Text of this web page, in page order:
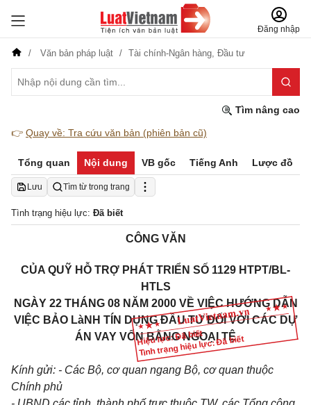
Đăng nhập
Văn bản pháp luật Tài chính-Ngân hàng, Đầu tư
Tìm nâng cao
👉 Quay về: Tra cứu văn bản (phiên bản cũ)
Tổng quan Nội dung VB gốc Tiếng Anh Lược đồ
Lưu Tìm từ trong trang
Tình trạng hiệu lực: Đã biết
Hiệu lực: Đã biết
Tình trạng hiệu lực: Đã biết
CÔNG VĂN
CỦA QUỸ HỖ TRỢ PHÁT TRIỂN SỐ 1129 HTPT/BL-
HTLS
NGÀY 22 THÁNG 08 NĂM 2000 VỀ VIỆC HƯỚNG DẪN
VIỆC BẢO LàNH TÍN DỤNG ĐẦU TƯ ĐỐI VỚI CÁC DỰ
ÁN VAY VỐN BẰNG NGOẠI TỆ
Kính gửi: - Các Bộ, cơ quan ngang Bộ, cơ quan thuộc
Chính phủ